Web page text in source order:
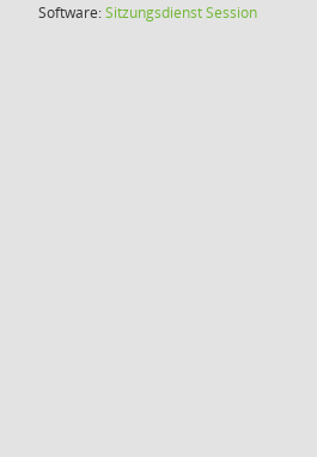
Software:SitzungsdienstSession(Wird in